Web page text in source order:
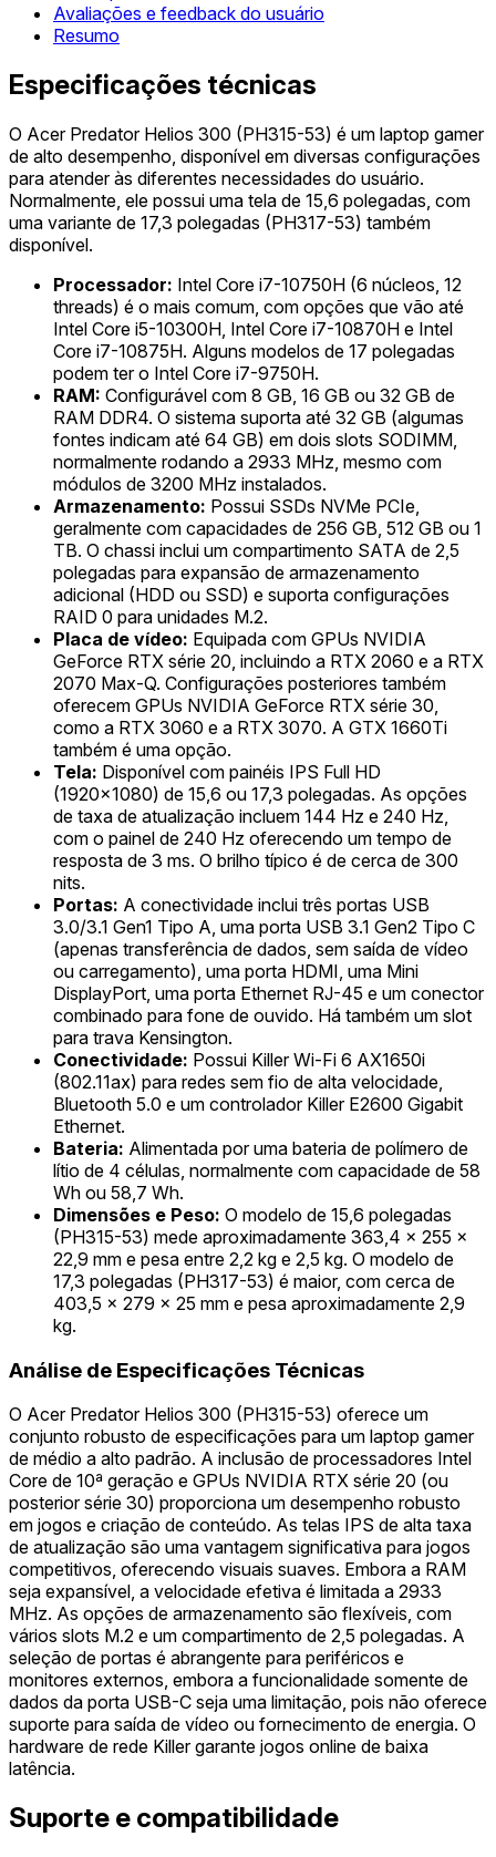
Avaliações e feedback do usuário
Resumo
Especificações técnicas
O Acer Predator Helios 300 (PH315-53) é um laptop gamer
de alto desempenho, disponível em diversas configurações
para atender às diferentes necessidades do usuário.
Normalmente, ele possui uma tela de 15,6 polegadas, com
uma variante de 17,3 polegadas (PH317-53) também
disponível.
Processador: Intel Core i7-10750H (6 núcleos, 12
threads) é o mais comum, com opções que vão até
Intel Core i5-10300H, Intel Core i7-10870H e Intel
Core i7-10875H. Alguns modelos de 17 polegadas
podem ter o Intel Core i7-9750H.
RAM: Configurável com 8 GB, 16 GB ou 32 GB de
RAM DDR4. O sistema suporta até 32 GB (algumas
fontes indicam até 64 GB) em dois slots SODIMM,
normalmente rodando a 2933 MHz, mesmo com
módulos de 3200 MHz instalados.
Armazenamento: Possui SSDs NVMe PCIe,
geralmente com capacidades de 256 GB, 512 GB ou 1
TB. O chassi inclui um compartimento SATA de 2,5
polegadas para expansão de armazenamento
adicional (HDD ou SSD) e suporta configurações
RAID 0 para unidades M.2.
Placa de vídeo: Equipada com GPUs NVIDIA
GeForce RTX série 20, incluindo a RTX 2060 e a RTX
2070 Max-Q. Configurações posteriores também
oferecem GPUs NVIDIA GeForce RTX série 30,
como a RTX 3060 e a RTX 3070. A GTX 1660Ti
também é uma opção.
Tela: Disponível com painéis IPS Full HD
(1920x1080) de 15,6 ou 17,3 polegadas. As opções
de taxa de atualização incluem 144 Hz e 240 Hz,
com o painel de 240 Hz oferecendo um tempo de
resposta de 3 ms. O brilho típico é de cerca de 300
nits.
Portas: A conectividade inclui três portas USB
3.0/3.1 Gen1 Tipo A, uma porta USB 3.1 Gen2 Tipo C
(apenas transferência de dados, sem saída de vídeo
ou carregamento), uma porta HDMI, uma Mini
DisplayPort, uma porta Ethernet RJ-45 e um conector
combinado para fone de ouvido. Há também um slot
para trava Kensington.
Conectividade: Possui Killer Wi-Fi 6 AX1650i
(802.11ax) para redes sem fio de alta velocidade,
Bluetooth 5.0 e um controlador Killer E2600 Gigabit
Ethernet.
Bateria: Alimentada por uma bateria de polímero de
lítio de 4 células, normalmente com capacidade de 58
Wh ou 58,7 Wh.
Dimensões e Peso: O modelo de 15,6 polegadas
(PH315-53) mede aproximadamente 363,4 x 255 x
22,9 mm e pesa entre 2,2 kg e 2,5 kg. O modelo de
17,3 polegadas (PH317-53) é maior, com cerca de
403,5 x 279 x 25 mm e pesa aproximadamente 2,9
kg.
Análise de Especificações Técnicas
O Acer Predator Helios 300 (PH315-53) oferece um
conjunto robusto de especificações para um laptop gamer
de médio a alto padrão. A inclusão de processadores Intel
Core de 10ª geração e GPUs NVIDIA RTX série 20 (ou
posterior série 30) proporciona um desempenho robusto
em jogos e criação de conteúdo. As telas IPS de alta taxa
de atualização são uma vantagem significativa para jogos
competitivos, oferecendo visuais suaves. Embora a RAM
seja expansível, a velocidade efetiva é limitada a 2933
MHz. As opções de armazenamento são flexíveis, com
vários slots M.2 e um compartimento de 2,5 polegadas. A
seleção de portas é abrangente para periféricos e
monitores externos, embora a funcionalidade somente de
dados da porta USB-C seja uma limitação, pois não oferece
suporte para saída de vídeo ou fornecimento de energia. O
hardware de rede Killer garante jogos online de baixa
latência.
Suporte e compatibilidade